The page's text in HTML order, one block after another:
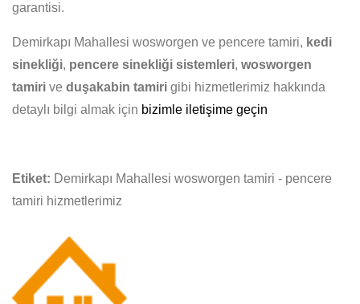
garantisi.
Demirkapı Mahallesi wosworgen ve pencere tamiri, kedi
sinekliği, pencere sinekliği sistemleri, wosworgen
tamiri ve duşakabin tamiri gibi hizmetlerimiz hakkında
detaylı bilgi almak için bizimle iletişime geçin
Etiket: Demirkapı Mahallesi wosworgen tamiri - pencere
tamiri hizmetlerimiz